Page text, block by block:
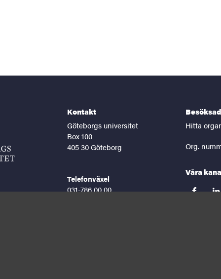
Kontakt
Göteborgs universitet
Box 100
405 30 Göteborg
Telefonväxel
031-786 00 00
Hitta
Org.
Våra
facebook